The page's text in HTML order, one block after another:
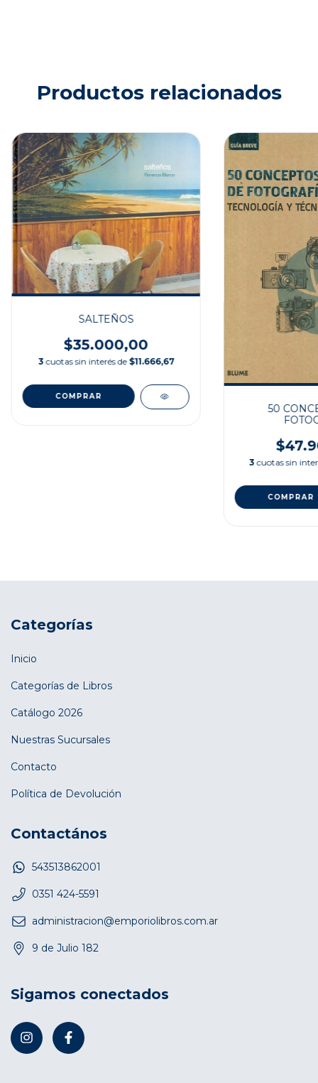
Productos relacionados
SALTEÑOS
$35.000,00
3 cuotas sin interés de $11.666,67
50
3 cuotas sin
Categorías
Inicio
Categorías de Libros
Catálogo 2026
Nuestras Sucursales
Contacto
Política de Devolución
Contactános
543513862001
0351 424-5591
administracion@emporiolibros.com.ar
9 de Julio 182
Sigamos conectados